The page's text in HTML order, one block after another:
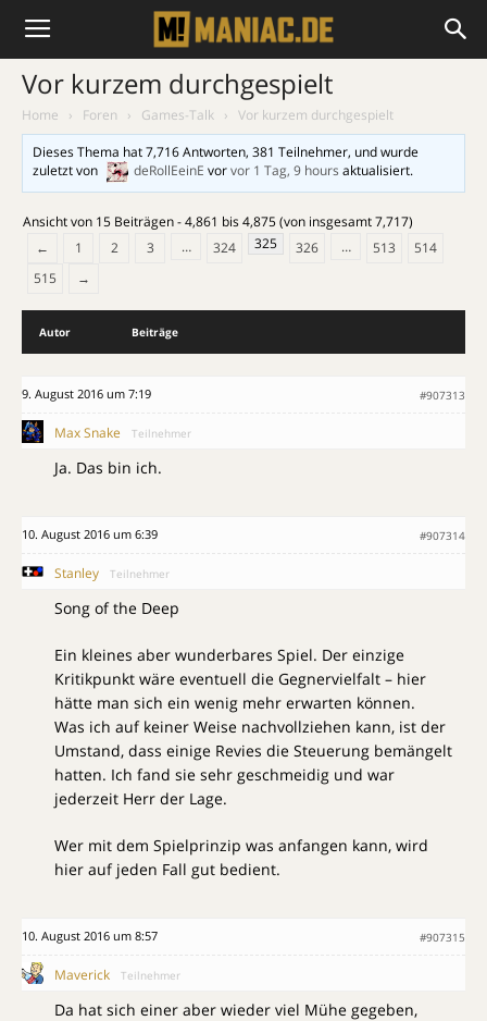
Vor kurzem durchgespielt
Home › Foren › Games-Talk › Vor kurzem durchgespielt
Dieses Thema hat 7,716 Antworten, 381 Teilnehmer, und wurde
zuletzt von
deRollEeinE vorvor 1 Tag, 9 hours aktualisiert.
Ansicht von 15 Beiträgen - 4,861 bis 4,875 (von insgesamt 7,717)
←
1 2 3 … 324 325 326 … 513
514
515
→
Autor Beiträge
9. August 2016 um 7:19 #907313
Max Snake Teilnehmer
Ja. Das bin ich.
10. August 2016 um 6:39 #907314
Stanley Teilnehmer
Song of the Deep
Ein kleines aber wunderbares Spiel. Der einzige
Kritikpunkt wäre eventuell die Gegnervielfalt – hier
hätte man sich ein wenig mehr erwarten können.
Was ich auf keiner Weise nachvollziehen kann, ist der
Umstand, dass einige Revies die Steuerung bemängelt
hatten. Ich fand sie sehr geschmeidig und war
jederzeit Herr der Lage.
Wer mit dem Spielprinzip was anfangen kann, wird
hier auf jeden Fall gut bedient.
10. August 2016 um 8:57 #907315
Maverick Teilnehmer
Da hat sich einer aber wieder viel Mühe gegeben,